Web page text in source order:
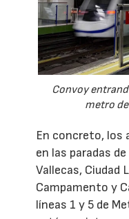
Convoy
metro
En concreto, los
en las paradas
Vallecas, Ciudad
Campamento y
líneas 1 y 5 de